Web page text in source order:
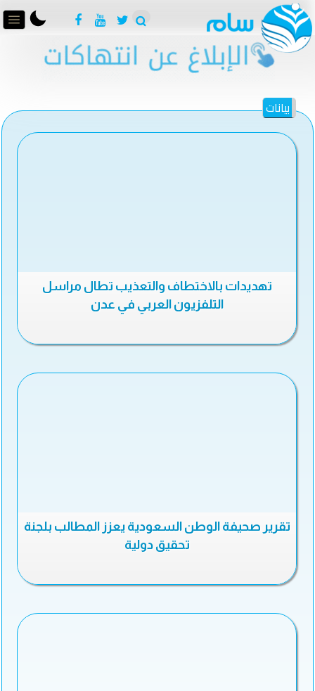
بيانات
تهديدات بالاختطاف والتعذيب تطال مراسل
التلفزيون العربي في عدن
تقرير صحيفة الوطن السعودية يعزز المطالب بلجنة
تحقيق دولية